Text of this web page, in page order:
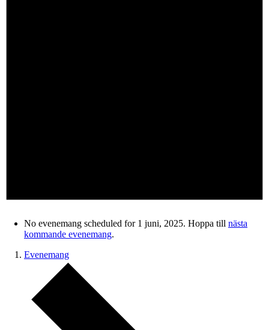
No evenemang scheduled for 1 juni, 2025. Hoppa till nästa
kommande evenemang.
Evenemang